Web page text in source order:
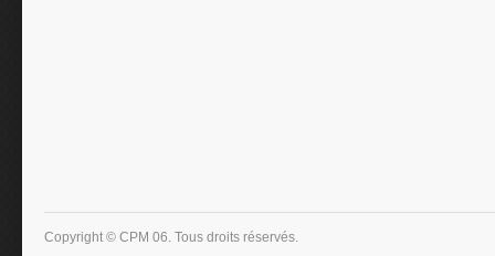
Copyright © CPM 06. Tous droits réservés.